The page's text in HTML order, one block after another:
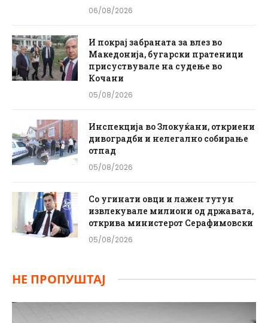
06/08/2026
И покрај забраната за влез во
Македонија, бугарски пратеници
присуствувале на судење во
Кочани
05/08/2026
Инспекција во Злокуќани, откриени
дивоградби и нелегално собирање
отпад
05/08/2026
Со угинати овци и лажен тутун
извлекувале милиони од државата,
открива министерот Серафимовски
05/08/2026
НЕ ПРОПУШТАЈ